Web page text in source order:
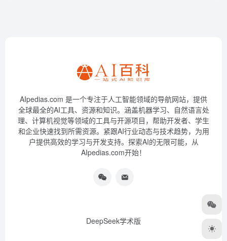
AIpedias.com 是一个专注于人工智能领域的导航网站，提供
全球最全的AI工具、资源和知识。涵盖机器学习、自然语言处
理、计算机视觉等领域的工具与开源项目，帮助开发者、学生
和企业快速找到所需资源。紧跟AI行业动态与技术趋势，为用
户提供高效的学习与开发支持。探索AI的无限可能，从
AIpedias.com开始！
DeepSeek学术版